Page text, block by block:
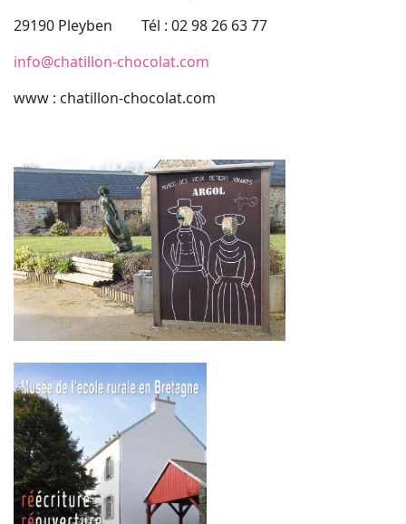
29190 Pleyben Tél : 02 98 26 63 77
info@chatillon-chocolat.com
www : chatillon-chocolat.com